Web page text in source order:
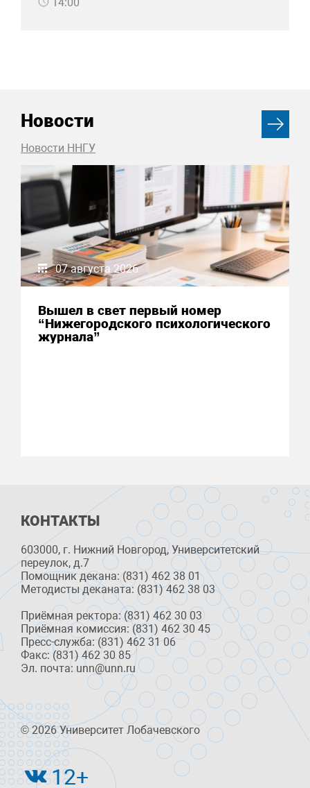
Новости
Новости ННГУ
07 августа 2026
Вышел в свет первый номер
“Нижегородского психологического
журнала”
КОНТАКТЫ
603000, г. Нижний Новгород, Университетский
переулок, д.7
Помощник декана: (831) 462 38 01
Методисты деканата: (831) 462 38 03
Приёмная ректора: (831) 462 30 03
Приёмная комиссия: (831) 462 30 45
Пресс-служба: (831) 462 31 06
Факс: (831) 462 30 85
Эл. почта: unn@unn.ru
© 2026 Университет Лобачевского
12+